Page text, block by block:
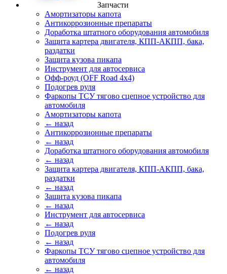
Запчасти
Амортизаторы капота
Антикоррозионные препараты
Доработка штатного оборудования автомобиля
Защита картера двигателя, КПП-АКПП, бака,
раздатки
Защита кузова пикапа
Инструмент для автосервиса
Офф-роуд (OFF Road 4x4)
Подогрев руля
Фаркопы ТСУ тягово сцепное устройство для
автомобиля
Амортизаторы капота
← назад
Антикоррозионные препараты
← назад
Доработка штатного оборудования автомобиля
← назад
Защита картера двигателя, КПП-АКПП, бака,
раздатки
← назад
Защита кузова пикапа
← назад
Инструмент для автосервиса
← назад
Подогрев руля
← назад
Фаркопы ТСУ тягово сцепное устройство для
автомобиля
← назад